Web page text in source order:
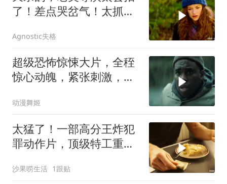
了！差点哭岔气！太抓心
Agnostic失格
超级恐怖惊悚大片，全秷
惊心动魄，紧张刺激，值
动漫舞姬
太猛了！一部高分王炸犯
罪动作片，顶级特工重出
沙果唠生活 1跟贴